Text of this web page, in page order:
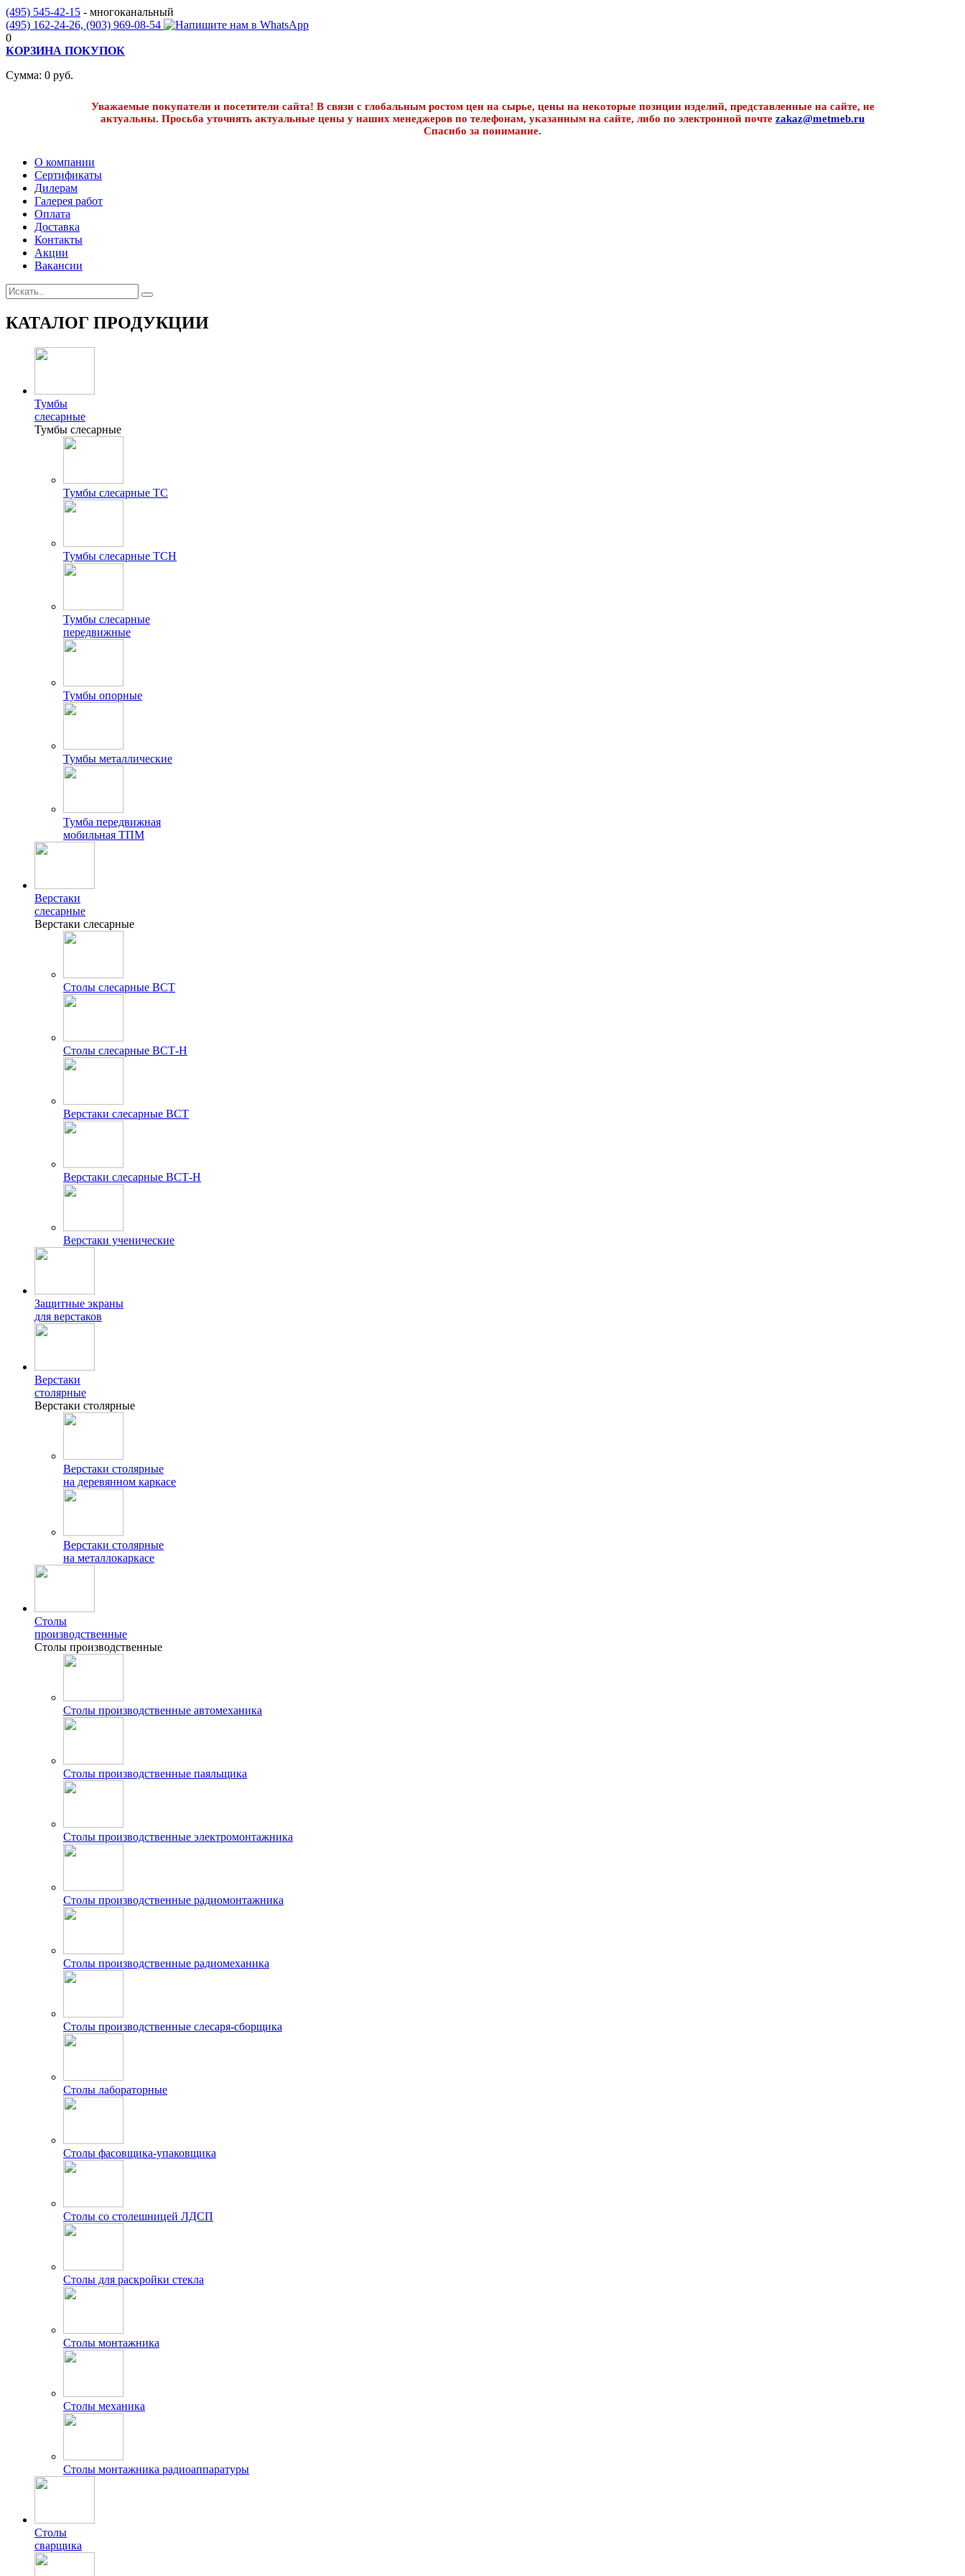
(495) 545-42-15 - многоканальный
(495) 162-24-26, (903) 969-08-54
0
КОРЗИНА ПОКУПОК
Сумма: 0 руб.
Уважаемые покупатели и посетители сайта! В связи с глобальным ростом цен на сырье, цены на некоторые позиции изделий, представленные на сайте, не
актуальны. Просьба уточнять актуальные цены у наших менеджеров по телефонам, указанным на сайте, либо по электронной почте zakaz@metmeb.ru
Спасибо за понимание.
О компании
Сертификаты
Дилерам
Галерея работ
Оплата
Доставка
Контакты
Акции
Вакансии
КАТАЛОГ ПРОДУКЦИИ
Тумбы
слесарные
Тумбы слесарные
Тумбы слесарные ТС
Тумбы слесарные ТСН
Тумбы слесарные
передвижные
Тумбы опорные
Тумбы металлические
Тумба передвижная
мобильная ТПМ
Верстаки
слесарные
Верстаки слесарные
Столы слесарные ВСТ
Столы слесарные ВСТ-Н
Верстаки слесарные ВСТ
Верстаки слесарные ВСТ-Н
Верстаки ученические
Защитные экраны
для верстаков
Верстаки
столярные
Верстаки столярные
Верстаки столярные
на деревянном каркасе
Верстаки столярные
на металлокаркасе
Столы
производственные
Столы производственные
Столы производственные автомеханика
Столы производственные паяльщика
Столы производственные электромонтажника
Столы производственные радиомонтажника
Столы производственные радиомеханика
Столы производственные слесаря-сборщика
Столы лабораторные
Столы фасовщика-упаковщика
Столы со столешницей ЛДСП
Столы для раскройки стекла
Столы монтажника
Столы механика
Столы монтажника радиоаппаратуры
Столы
сварщика